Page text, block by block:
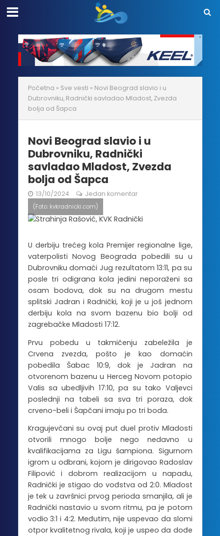
Početna » Sve vesti » Novi Beograd slavio i u
Dubrovniku, Radnički savladao Mladost, Zvezda
bolja od Šapca
Novi Beograd slavio i u
Dubrovniku, Radnički
savladao Mladost, Zvezda
bolja od Šapca
13/10/2024 Jedan komentar
(Foto: kvkradnicki.com)
U derbiju trećeg kola Premijer regionalne lige,
vaterpolisti Novog Beograda pobedili su u
Dubrovniku domaći Jug rezultatom 13:11, pa su
posle tri odigrana kola jedini neporaženi sa
osam bodova, dok su na drugom mestu
splitski Jadran i Radnički, koji je u još jednom
derbiju kola na svom bazenu bio bolji od
zagrebačke Mladosti 17:12.
Prvu pobedu u takmičenju zabeležila je
Crvena zvezda, pošto je kao domaćin
pobedila Šabac 10:9, dok je Jadran na
otvorenom bazenu u Herceg Novom potopio
Valis sa ubedljivih 17:10, pa su tako Valjevci
poslednji na tabeli sa sva tri poraza, dok
crveno-beli i Šapčani imaju po tri boda.
Kragujevčani su ovaj put duel protiv Mladosti
otvorili mnogo bolje nego nedavno u
kvalifikacijama za Ligu šampiona. Sigurnom
igrom u odbrani, kojom je dirigovao Radoslav
Filipović i dobrom realizacijom u napadu,
Radnički je stigao do vođstva od 2:0. Mladost
je tek u završnici prvog perioda smanjila, ali je
Radnički nastavio u svom ritmu, pa je potom
vodio 3:1 i 4:2. Međutim, nije uspevao da slomi
otpor kvalitetnog rivala, koji je uspeo da dođe